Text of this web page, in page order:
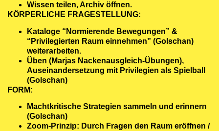
Wissen teilen, Archiv öffnen.
KÖRPERLICHE FRAGESTELLUNG:
Kataloge “Normierende Bewegungen” &
“Privilegierten Raum einnehmen” (Golschan)
weiterarbeiten.
Üben (Marjas Nackenausgleich-Übungen),
Auseinandersetzung mit Privilegien als Spielball
(Golschan)
FORM:
Machtkritische Strategien sammeln und erinnern
(Golschan)
Zoom-Prinzip: Durch Fragen den Raum eröffnen /